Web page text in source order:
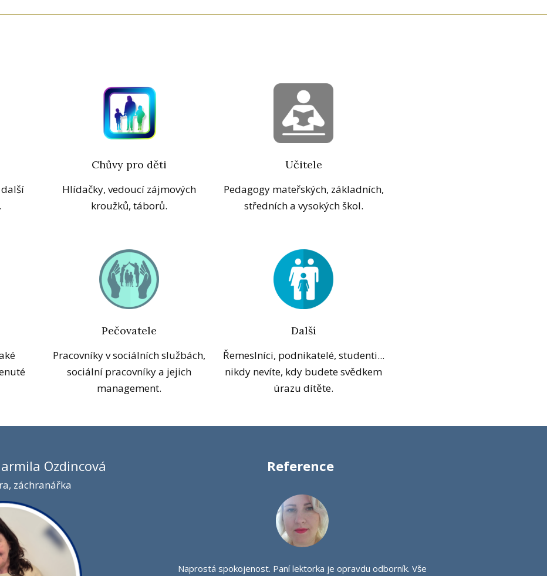
Chůvy pro děti
Hlídačky, vedoucí zájmových
kroužků, táborů.
Učitele
Pedagogy mateřských, základních,
středních a vysokých škol.
Pečovatele
Pracovníky v sociálních službách,
sociální pracovníky a jejich
management.
Další
Řemeslníci, podnikatelé, studenti...
nikdy nevíte, kdy budete svědkem
úrazu dítěte.
Ozdincová
záchranářka
Reference
Naprostá spokojenost. Paní lektorka je opravdu odborník. Vše